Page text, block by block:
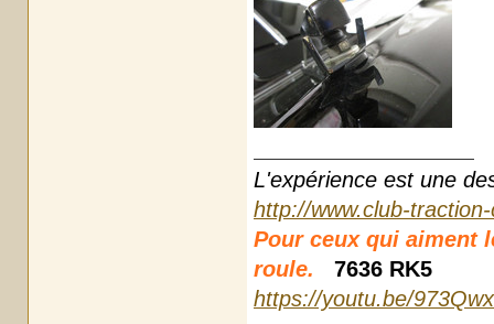
L'expérience est une
http://www.club-
Pour ceux qui aiment
roule.
7636 RK5
https://youtu.be/